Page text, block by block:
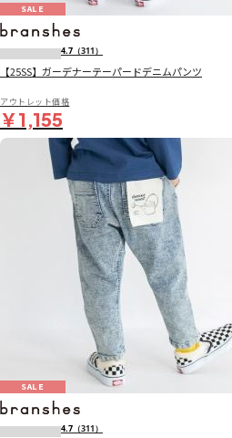
SALE
4.7 （311）
【25SS】ガーデナーテーパードデニムパンツ
アウトレット価格
￥1,155
SALE
4.7 （311）